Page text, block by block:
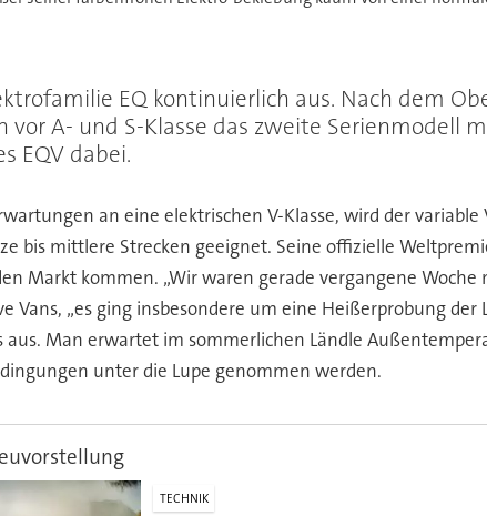
EQ kontinuierlich aus. Nach dem
vor A- und S-Klasse das zweite
EQV dabei.
an eine elektrischen V-Klasse, wird der
bis mittlere Strecken geeignet. Seine offizielle
Markt kommen. „Wir waren gerade vergangene
Vans, „es ging insbesondere um eine Heißerprobung
Man erwartet im sommerlichen Ländle
unter die Lupe genommen werden.
TECHNIK